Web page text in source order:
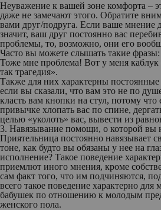
Неуважение к вашей зоне комфорта –
даже не замечают этого. Обратите
вами друг/подруга. Если ваше мнение
значит, ваш друг постоянно вас
проблемы, то, возможно, они его
Часто вы можете слышать такие
Тоже мне проблема! Вот у меня каблук
так трагедия».
Также для них характерны
если вы сказали, что вам это не по
класть вам кнопки на стул, потому
привычке хлопать вас по спине,
целью «уколоть» вас, вывести из
3. Навязывание помощи, о которой вы
Приятельница постоянно навязывает
тоне, как будто вы обязаны у нее на
исполнение? Такое поведение
приемлют иного мнения, кроме
сам факт того, что им подчиняются,
всего такое поведение характерно для
бабушек по отношению к молодым
женского пола.